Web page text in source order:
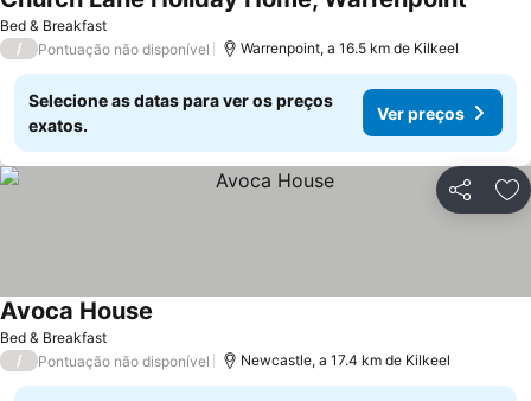
Bed & Breakfast
/ Pontuação não disponível Warrenpoint, a 16.5 km de Kilkeel
Selecione as datas para ver os preços
exatos.
Ver preços
Partilhar
Bed & Breakfast
Avoca House
/ Pontuação não disponível Newcastle, a 17.4 km de Kilkeel